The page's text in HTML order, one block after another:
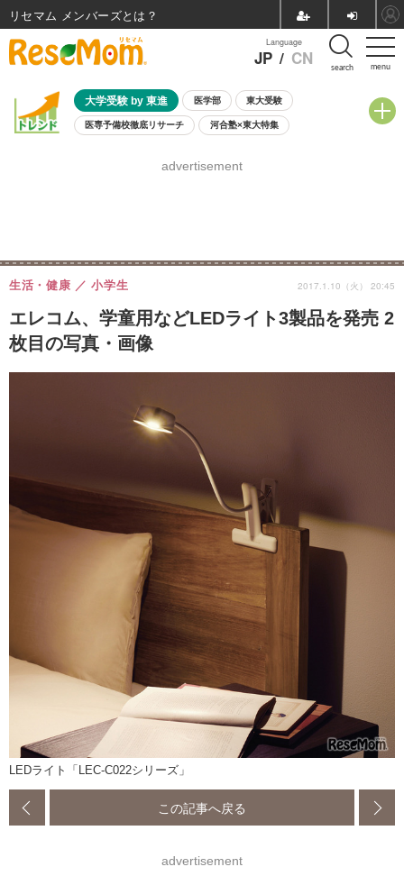
menu
Language
JP / CN search
大学受験 by 東進 医学部 東大受験
医専予備校徹底リサーチ 河合塾×東大特集
8月開催学校説明会・相談会
advertisement
エレコム、学童用などLEDライト3製品を発売 2
枚目の写真・画像
生活・健康 小学生 2017.1.10（火） 20:45
LEDライト「LEC-C022シリーズ」
この記事へ戻る
advertisement
リセマム メンバーズ